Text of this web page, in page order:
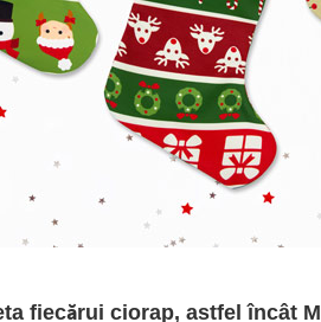
fiecărui ciorap, astfel încât